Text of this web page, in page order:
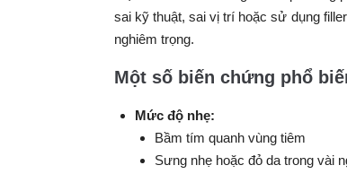
sai kỹ thuật, sai vị trí hoặc sử dụng
nghiêm trọng.
Một số biến chứng phổ
Mức độ nhẹ:
Bầm tím quanh vùng tiêm
Sưng nhẹ hoặc đỏ da trong vài